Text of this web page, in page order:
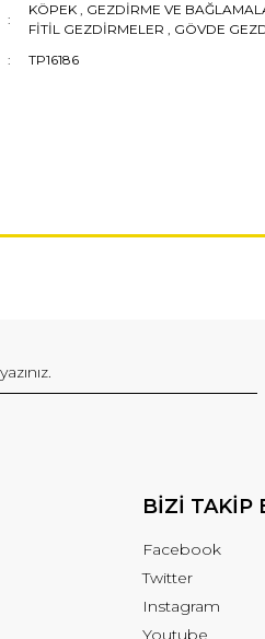
KÖPEK , GEZDİRME VE
FİTİL GEZDİRMELER , GÖVDE
TP16186
BİZİ TAKİP
Facebook
Twitter
Instagram
Youtube